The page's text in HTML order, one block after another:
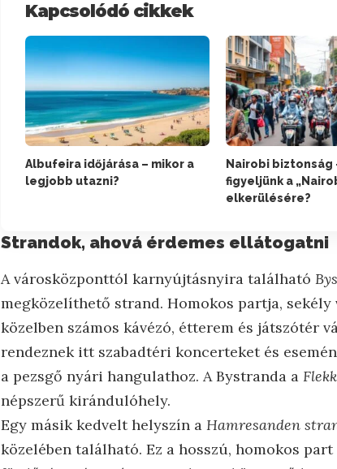
Kapcsolódó cikkek
Albufeira időjárása – mikor a
legjobb utazni?
Nairobi biztonság
figyeljünk a
elkerülésére?
Strandok, ahová érdemes ellátogatni
A városközponttól karnyújtásnyira található
megközelíthető strand. Homokos partja, sekély
közelben számos kávézó, étterem és játszótér
rendeznek itt szabadtéri koncerteket és
a pezsgő nyári hangulathoz. A Bystranda a
népszerű kirándulóhely.
Egy másik kedvelt helyszín a Hamresanden
közelében található. Ez a hosszú, homokos